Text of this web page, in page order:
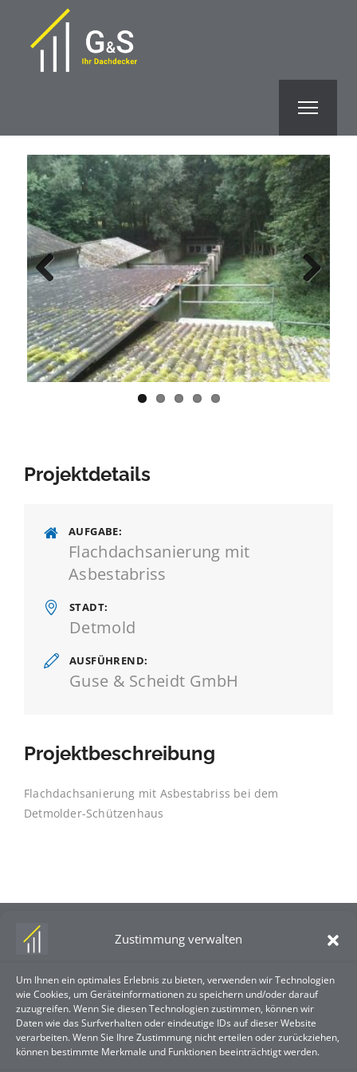
Zustimmung verwalten
Um Ihnen ein optimales Erlebnis zu bieten, verwenden wir Technologien
wie Cookies, um Geräteinformationen zu speichern und/oder darauf
zuzugreifen. Wenn Sie diesen Technologien zustimmen, können wir
Daten wie das Surfverhalten oder eindeutige IDs auf dieser Website
verarbeiten. Wenn Sie Ihre Zustimmung nicht erteilen oder zurückziehen,
können bestimmte Merkmale und Funktionen beeinträchtigt werden.
Previous Next
Projektdetails
AUFGABE
Flachdachsanierung mit
Asbestabriss
STADT
Detmold
AUSFÜHREND
Guse & Scheidt GmbH
Projektbeschreibung
Flachdachsanierung mit Asbestabriss bei dem
Detmolder-Schützenhaus
Guse & Scheidt GmbH
Gildestr. 2
32657 Lemgo